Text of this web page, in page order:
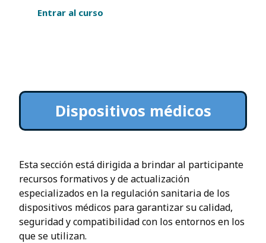
Entrar al curso
Dispositivos médicos
Esta sección está dirigida a brindar al participante
recursos formativos y de actualización
especializados en la regulación sanitaria de los
dispositivos médicos para garantizar su calidad,
seguridad y compatibilidad con los entornos en los
que se utilizan.